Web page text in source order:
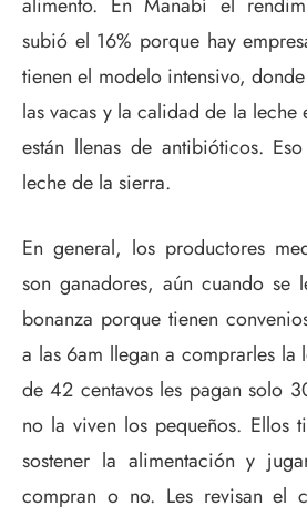
alimento. En Manabí el
subió el 16% porque hay
tienen el modelo intensivo,
las vacas y la calidad de la
están llenas de antibióticos.
leche de la sierra.
En general, los productores
son ganadores, aún cuando se
bonanza porque tienen
a las 6am llegan a comprarles la
de 42 centavos les pagan solo
no la viven los pequeños. Ellos
sostener la alimentación y
compran o no. Les revisan el